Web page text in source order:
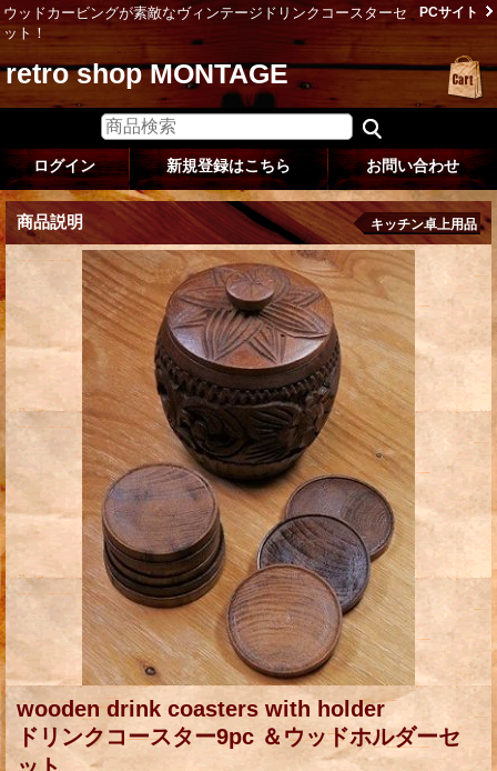
ウッドカービングが素敵なヴィンテージドリンクコースターセ
ット！
PCサイト
retro shop MONTAGE
ログイン 新規登録はこちら お問い合わせ
商品説明 キッチン卓上用品
wooden drink coasters with holder
ドリンクコースター9pc ＆ウッドホルダーセ
ット